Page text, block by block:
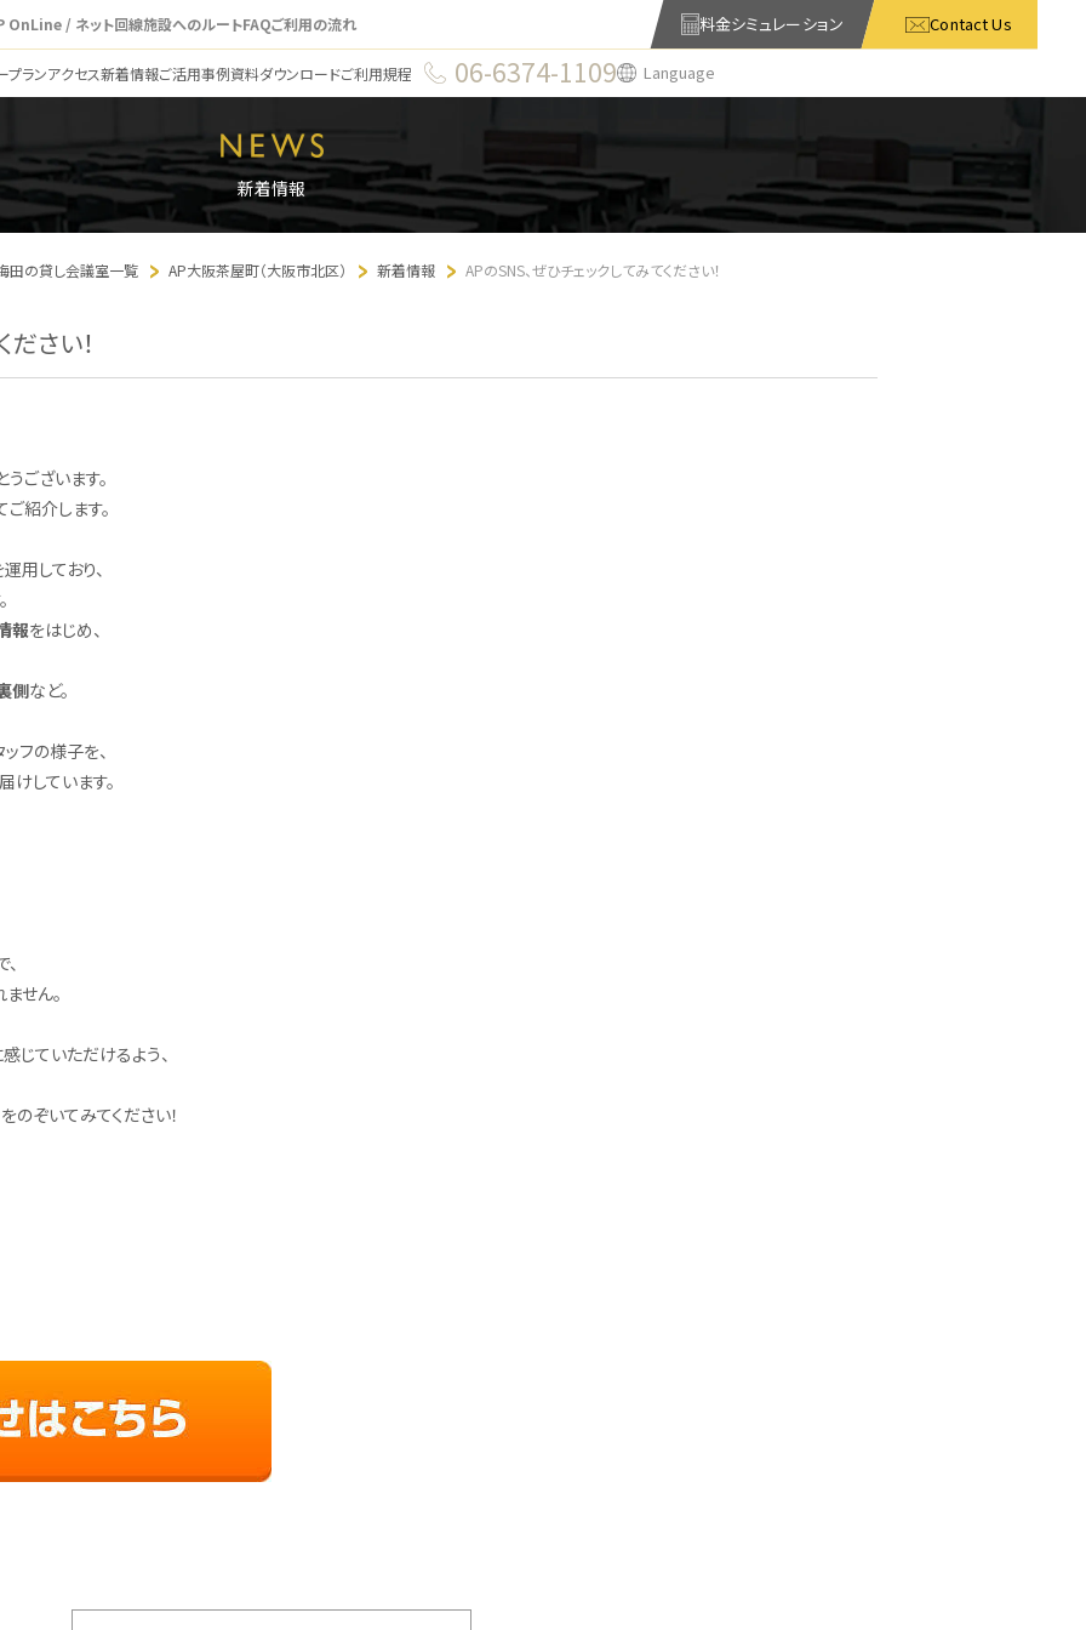
OnLine / ネット回線施設へのルートFAQご利用の流れ 料金シミュレーション Contact Us
プランアクセス新着情報ご活用事例資料ダウンロードご利用規程 06-6374-1109 Language
新着情報
田の貸し会議室一覧 AP大阪茶屋町（大阪市北区） 新着情報 APのSNS、ぜひチェックしてみてください！
さい！
ございます。
紹介します。
用しており、
報をはじめ、
側など。
フの様子を、
しています。
せん。
じていただけるよう、
をのぞいてみてください！